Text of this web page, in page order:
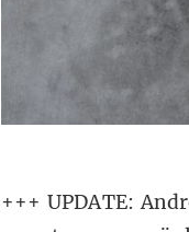
+++ UPDATE: